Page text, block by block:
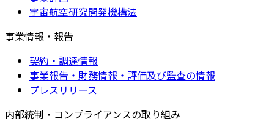
宇宙航空研究開発機構法
事業情報・報告
契約・調達情報
事業報告・財務情報・評価及び監査の情報
プレスリリース
内部統制・コンプライアンスの取り組み